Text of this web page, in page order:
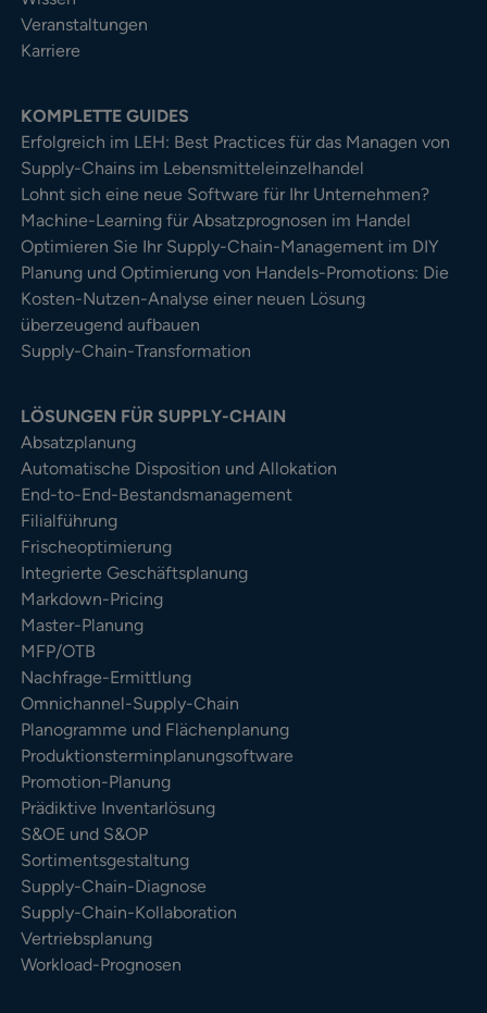
Veranstaltungen
Karriere
KOMPLETTE GUIDES
Erfolgreich im LEH: Best Practices für das Managen von
Supply-Chains im Lebensmitteleinzelhandel
Lohnt sich eine neue Software für Ihr Unternehmen?
Machine-Learning für Absatzprognosen im Handel
Optimieren Sie Ihr Supply-Chain-Management im DIY
Planung und Optimierung von Handels-Promotions: Die
Kosten-Nutzen-Analyse einer neuen Lösung
überzeugend aufbauen
Supply-Chain-Transformation
LÖSUNGEN FÜR SUPPLY-CHAIN
Absatzplanung
Automatische Disposition und Allokation
End-to-End-Bestandsmanagement
Filialführung
Frischeoptimierung
Integrierte Geschäftsplanung
Markdown-Pricing
Master-Planung
MFP/OTB
Nachfrage-Ermittlung
Omnichannel-Supply-Chain
Planogramme und Flächenplanung
Produktionsterminplanungsoftware
Promotion-Planung
Prädiktive Inventarlösung
S&OE und S&OP
Sortimentsgestaltung
Supply-Chain-Diagnose
Supply-Chain-Kollaboration
Vertriebsplanung
Workload-Prognosen